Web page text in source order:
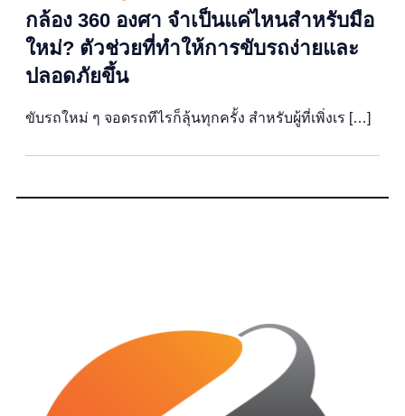
กล้อง 360 องศา จำเป็นแค่ไหนสำหรับมือ
ใหม่? ตัวช่วยที่ทำให้การขับรถง่ายและ
ปลอดภัยขึ้น
ขับรถใหม่ ๆ จอดรถทีไรก็ลุ้นทุกครั้ง สำหรับผู้ที่เพิ่งเร […]